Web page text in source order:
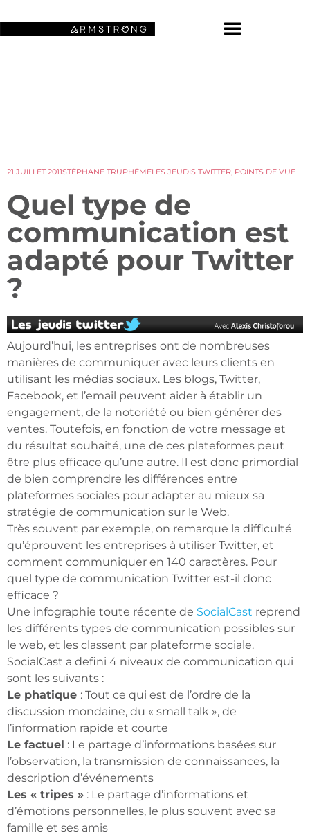
21 JUILLET 2011STÉPHANE TRUPHÈMELES JEUDIS TWITTER, POINTS DE VUE
Quel type de
communication est
adapté pour Twitter
?
Aujourd’hui, les entreprises ont de nombreuses
manières de communiquer avec leurs clients en
utilisant les médias sociaux. Les blogs, Twitter,
Facebook, et l’email peuvent aider à établir un
engagement, de la notoriété ou bien générer des
ventes. Toutefois, en fonction de votre message et
du résultat souhaité, une de ces plateformes peut
être plus efficace qu’une autre. Il est donc primordial
de bien comprendre les différences entre
plateformes sociales pour adapter au mieux sa
stratégie de communication sur le Web.
Très souvent par exemple, on remarque la difficulté
qu’éprouvent les entreprises à utiliser Twitter, et
comment communiquer en 140 caractères. Pour
quel type de communication Twitter est-il donc
efficace ?
Une infographie toute récente de SocialCast reprend
les différents types de communication possibles sur
le web, et les classent par plateforme sociale.
SocialCast a defini 4 niveaux de communication qui
sont les suivants :
Le phatique : Tout ce qui est de l’ordre de la
discussion mondaine, du « small talk », de
l’information rapide et courte
Le factuel : Le partage d’informations basées sur
l’observation, la transmission de connaissances, la
description d’événements
Les « tripes » : Le partage d’informations et
d’émotions personnelles, le plus souvent avec sa
famille et ses amis